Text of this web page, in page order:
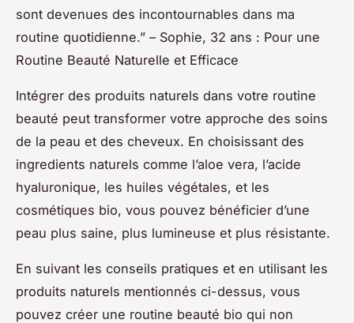
sont devenues des incontournables dans ma
routine quotidienne.” – Sophie, 32 ans : Pour une
Routine Beauté Naturelle et Efficace
Intégrer des produits naturels dans votre routine
beauté peut transformer votre approche des soins
de la peau et des cheveux. En choisissant des
ingredients naturels comme l’aloe vera, l’acide
hyaluronique, les huiles végétales, et les
cosmétiques bio, vous pouvez bénéficier d’une
peau plus saine, plus lumineuse et plus résistante.
En suivant les conseils pratiques et en utilisant les
produits naturels mentionnés ci-dessus, vous
pouvez créer une routine beauté bio qui non